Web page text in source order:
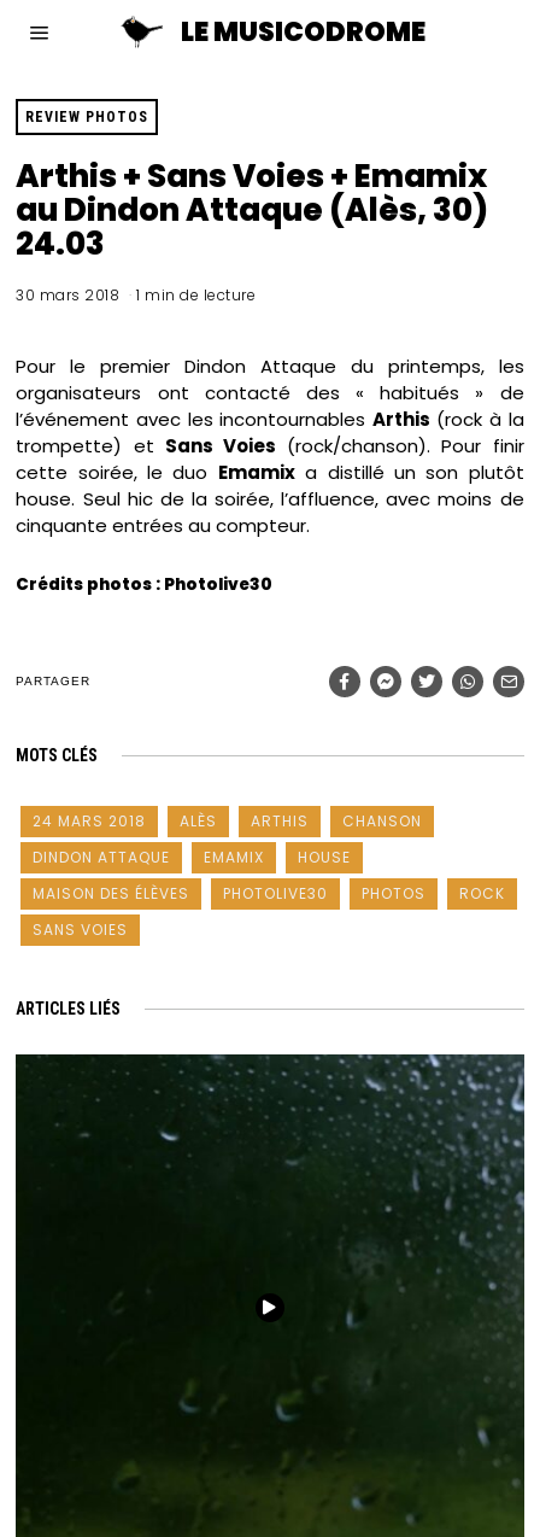
LE MUSICODROME
REVIEW PHOTOS
Arthis + Sans Voies + Emamix
au Dindon Attaque (Alès, 30)
24.03
30 mars 2018 1 min de lecture
Pour le premier Dindon Attaque du printemps, les
organisateurs ont contacté des « habitués » de
l’événement avec les incontournables Arthis (rock à la
trompette) et Sans Voies (rock/chanson). Pour finir
cette soirée, le duo Emamixa distillé un son plutôt
house. Seul hic de la soirée, l’affluence, avec moins de
cinquante entrées au compteur.
Crédits photos : Photolive30
PARTAGER
MOTS CLÉS
24 MARS 2018 ALÈS ARTHIS
CHANSON
DINDON ATTAQUE
EMAMIX
HOUSE
MAISON DES ÉLÈVES
PHOTOLIVE30 PHOTOS
ROCK
SANS VOIES
ARTICLES LIÉS